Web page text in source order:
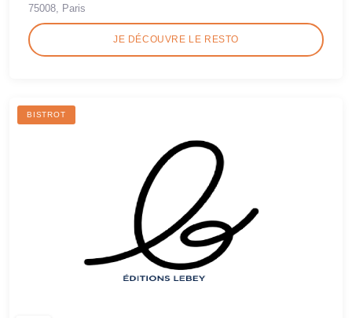
75008, Paris
JE DÉCOUVRE LE RESTO
BISTROT